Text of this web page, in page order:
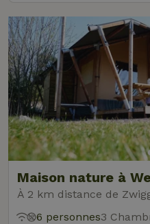
Maison nature à
À 2 km distance de
6 personnes3